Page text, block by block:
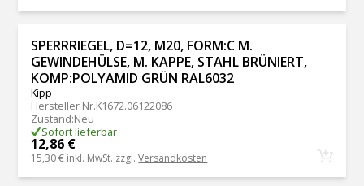
SPERRRIEGEL, D=12, M20, FORM:C M.
GEWINDEHÜLSE, M. KAPPE, STAHL BRÜNIERT,
KOMP:POLYAMID GRÜN RAL6032
Kipp
Hersteller Nr.K1672.06122086
Zustand:Neu
Sofort lieferbar
12,86 €
15,30 € inkl. MwSt. zzgl.Versandkosten